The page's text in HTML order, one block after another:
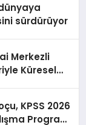
sürdürüyor
Merkezli
Küresel
KPSS 2026
Programı